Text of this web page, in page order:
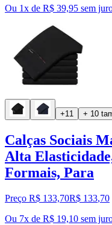
Ou 1x de R$ 39,95 sem
+11 + 10
Calças Sociais
Alta
Formais, Para
Preço R$ 133,70R$ 133,70
Ou 7x de R$ 19,10 sem